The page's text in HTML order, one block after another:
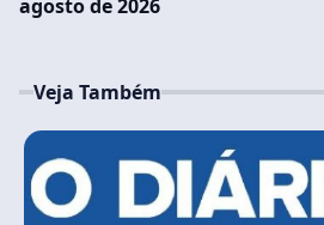
agosto de 2026
Veja Também